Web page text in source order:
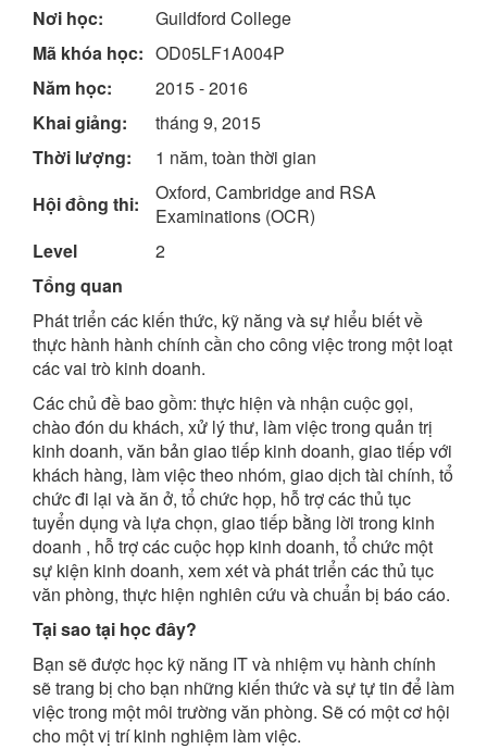
Nơi học:
Guildford College
Mã khóa học: OD05LF1A004P
Năm học:
2015 - 2016
Khai giảng:
tháng 9, 2015
Thời lượng:
1 năm, toàn thời gian
Hội đồng thi:
Oxford, Cambridge and RSA
Examinations (OCR)
Level
2
Tổng quan
Phát triển các kiến thức, kỹ năng và sự hiểu biết về
thực hành hành chính cần cho công việc trong một loạt
các vai trò kinh doanh.
Các chủ đề bao gồm: thực hiện và nhận cuộc gọi,
chào đón du khách, xử lý thư, làm việc trong quản trị
kinh doanh, văn bản giao tiếp kinh doanh, giao tiếp với
khách hàng, làm việc theo nhóm, giao dịch tài chính, tổ
chức đi lại và ăn ở, tổ chức họp, hỗ trợ các thủ tục
tuyển dụng và lựa chọn, giao tiếp bằng lời trong kinh
doanh , hỗ trợ các cuộc họp kinh doanh, tổ chức một
sự kiện kinh doanh, xem xét và phát triển các thủ tục
văn phòng, thực hiện nghiên cứu và chuẩn bị báo cáo.
Tại sao tại học đây?
Bạn sẽ được học kỹ năng IT và nhiệm vụ hành chính
sẽ trang bị cho bạn những kiến ​​thức và sự tự tin để làm
việc trong một môi trường văn phòng. Sẽ có một cơ hội
cho một vị trí kinh nghiệm làm việc.